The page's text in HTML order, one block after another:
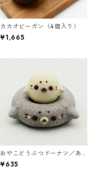
カカオビーガン（4個入り）
¥1,665
おやこどうぶつドーナツ／あ
ざらし
¥635